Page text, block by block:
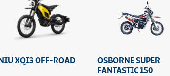
XQI3 OFF-ROAD
OSBORNE SUPER
FANTASTIC 150